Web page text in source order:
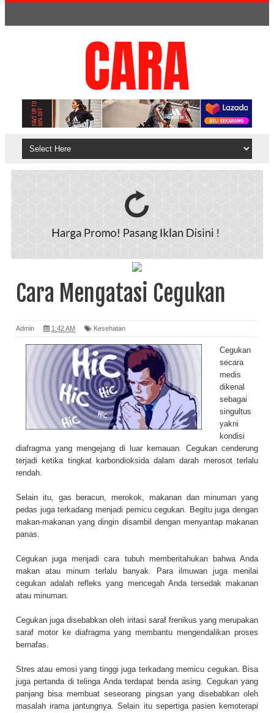
Cara Mengatasi Cegukan
Admin 1:42 AM Kesehatan
Cegukan
secara
medis
dikenal
sebagai
singultus
yakni
kondisi
diafragma yang mengejang di luar kemauan. Cegukan cenderung
terjadi ketika tingkat karbondioksida dalam darah merosot terlalu
rendah.
Selain itu, gas beracun, merokok, makanan dan minuman yang
pedas juga terkadang menjadi pemicu cegukan. Begitu juga dengan
makan-makanan yang dingin disambil dengan menyantap makanan
panas.
Cegukan juga menjadi cara tubuh memberitahukan bahwa Anda
makan atau minum terlalu banyak. Para ilmuwan juga menilai
cegukan adalah refleks yang mencegah Anda tersedak makanan
atau minuman.
Cegukan juga disebabkan oleh iritasi saraf frenikus yang merupakan
saraf motor ke diafragma yang membantu mengendalikan proses
bernafas.
Stres atau emosi yang tinggi juga terkadang memicu cegukan. Bisa
juga pertanda di telinga Anda terdapat benda asing. Cegukan yang
panjang bisa membuat seseorang pingsan yang disebabkan oleh
masalah irama jantungnya. Selain itu sepertiga pasien kemoterapi